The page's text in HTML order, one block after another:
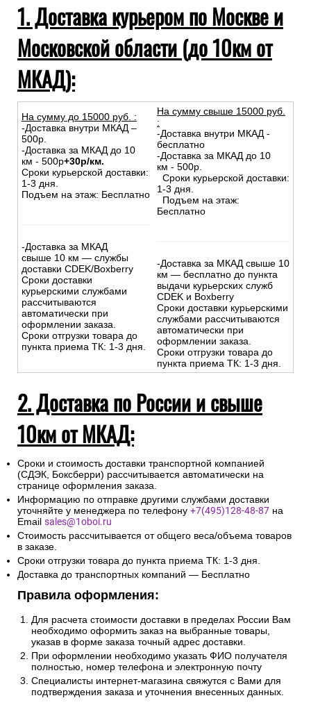
1. Доставка курьером по Москве и
Московской области (до 10км от
МКАД):
На сумму до 15000 руб. :
-Доставка внутри МКАД –
500р.
-Доставка за МКАД до 10
км - 500р+30р/км.
Сроки курьерской доставки:
1-3 дня.
Подъем на этаж: Бесплатно
-Доставка за МКАД
свыше 10 км — службы
доставки CDEK/Boxberry
Сроки доставки
курьерскими службами
рассчитываются
автоматически при
оформлении заказа.
Сроки отгрузки товара до
пункта приема ТК: 1-3 дня.
На сумму свыше 15000 руб.
:
-Доставка внутри МКАД -
бесплатно
-Доставка за МКАД до 10
км - 500р.
Сроки курьерской доставки:
1-3 дня.
Подъем на этаж:
Бесплатно
-Доставка за МКАД свыше 10
км — бесплатно до пункта
выдачи курьерских служб
CDEK и Boxberry
Сроки доставки курьерскими
службами рассчитываются
автоматически при
оформлении заказа.
Сроки отгрузки товара до
пункта приема ТК: 1-3 дня.
2. Доставка по России и свыше
10км от МКАД:
Сроки и стоимость доставки транспортной компанией
(СДЭК, Боксберри) рассчитывается автоматически на
странице оформления заказа.
Информацию по отправке другими службами доставки
уточняйте у менеджера по телефону +7(495)128-48-87 на
Email sales@1oboi.ru
Стоимость рассчитывается от общего веса/объема товаров
в заказе.
Сроки отгрузки товара до пункта приема ТК: 1-3 дня.
Доставка до транспортных компаний — Бесплатно
Правила оформления:
Для расчета стоимости доставки в пределах России Вам
необходимо оформить заказ на выбранные товары,
указав в форме заказа точный адрес доставки.
При оформлении необходимо указать ФИО получателя
полностью, номер телефона и электронную почту
Специалисты интернет-магазина свяжутся с Вами для
подтверждения заказа и уточнения внесенных данных.